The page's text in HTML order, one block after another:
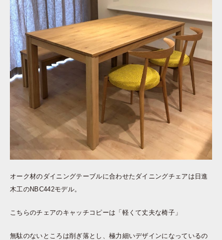
オーク材のダイニングテーブルに合わせたダイニングチェアは日進
木工のNBC442モデル。
こちらのチェアのキャッチコピーは「軽くて丈夫な椅子」
無駄のないところは削ぎ落とし、極力細いデザインになっているの